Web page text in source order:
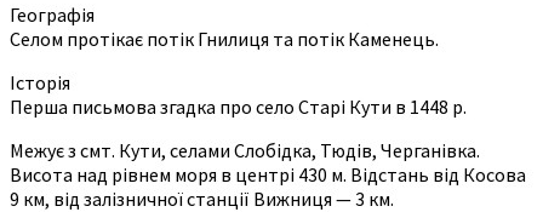
Географія
Селом протікає потік Гнилиця та потік Каменець.
Історія
Перша письмова згадка про село Старі Кути в 1448 р.
Межує з смт. Кути, селами Слобідка, Тюдів, Черганівка.
Висота над рівнем моря в центрі 430 м. Відстань від Косова
9 км, від залізничної станції Вижниця — 3 км.